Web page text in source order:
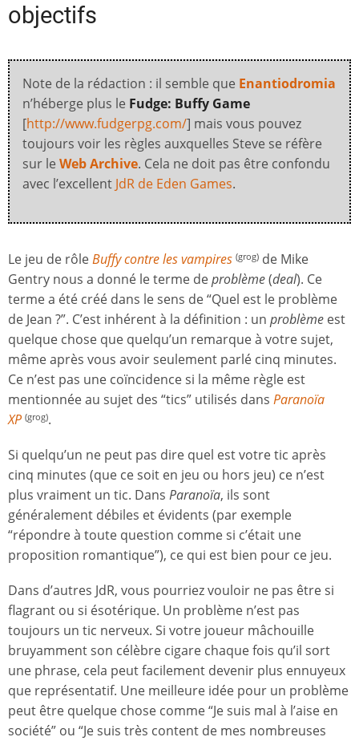
objectifs
Note de la rédaction : il semble que Enantiodromia
n’héberge plus le Fudge: Buffy Game
[http://www.fudgerpg.com/] mais vous pouvez
toujours voir les règles auxquelles Steve se réfère
sur le Web Archive. Cela ne doit pas être confondu
avec l’excellent JdR de Eden Games.
Le jeu de rôleBuffy contre les vampires (grog) de Mike
Gentry nous a donné le terme deproblème(deal). Ce
terme a été créé dans le sens de “Quel est le problème
de Jean ?”. C’est inhérent à la définition : un problème est
quelque chose que quelqu’un remarque à votre sujet,
même après vous avoir seulement parlé cinq minutes.
Ce n’est pas une coïncidence si la même règle est
mentionnée au sujet des “tics” utilisés dans Paranoïa
XP (grog).
Si quelqu’un ne peut pas dire quel est votre tic après
cinq minutes (que ce soit en jeu ou hors jeu) ce n’est
plus vraiment un tic. Dans Paranoïa, ils sont
généralement débiles et évidents (par exemple
“répondre à toute question comme si c’était une
proposition romantique”), ce qui est bien pour ce jeu.
Dans d’autres JdR, vous pourriez vouloir ne pas être si
flagrant ou si ésotérique. Un problème n’est pas
toujours un tic nerveux. Si votre joueur mâchouille
bruyamment son célèbre cigare chaque fois qu’il sort
une phrase, cela peut facilement devenir plus ennuyeux
que représentatif. Une meilleure idée pour un problème
peut être quelque chose comme “Je suis mal à l’aise en
société” ou “Je suis très content de mes nombreuses